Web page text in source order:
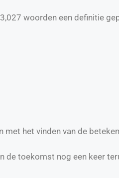
woorden een definitie
met het vinden van de
de toekomst nog een keer